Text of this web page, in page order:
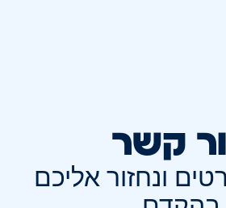
קשר
ונחזור אליכם